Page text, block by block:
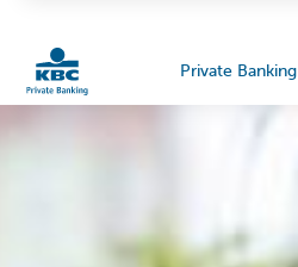
Private Banking